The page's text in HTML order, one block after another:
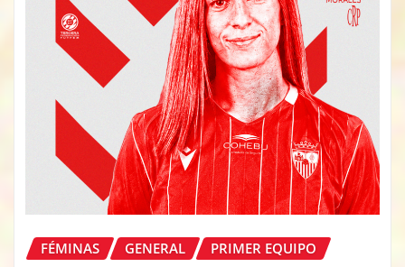
FÉMINAS GENERAL PRIMER EQUIPO